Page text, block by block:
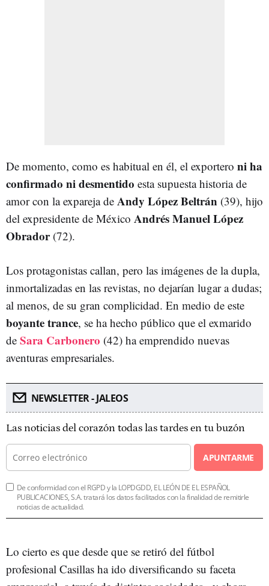
De momento, como es habitual en él, el exportero ni ha
confirmado ni desmentido esta supuesta historia de
amor con la expareja de Andy López Beltrán (39), hijo
del expresidente de México Andrés Manuel López
Obrador (72).
Los protagonistas callan, pero las imágenes de la dupla,
inmortalizadas en las revistas, no dejarían lugar a dudas;
al menos, de su gran complicidad. En medio de este
boyante trance, se ha hecho público que el exmarido
de Sara Carbonero (42) ha emprendido nuevas
aventuras empresariales.
NEWSLETTER - JALEOS
Las noticias del corazón todas las tardes en tu buzón
APUNTARME
De conformidad con el RGPD y la LOPDGDD, EL LEÓN DE EL ESPAÑOL
PUBLICACIONES, S.A. tratará los datos facilitados con la finalidad de remitirle
noticias de actualidad.
Lo cierto es que desde que se retiró del fútbol
profesional Casillas ha ido diversificando su faceta